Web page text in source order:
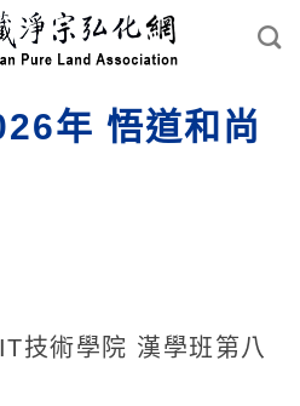
年 悟道和尚
技術學院 漢學班第八